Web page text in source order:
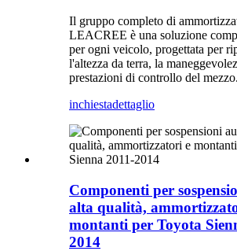
Il gruppo completo di
LEACREE è una soluzione
per ogni veicolo, progettata per
l'altezza da terra, la
prestazioni di controllo del mezzo.
inchiestadettaglio
Componenti per
alta qualità,
montanti per Toyota
2014